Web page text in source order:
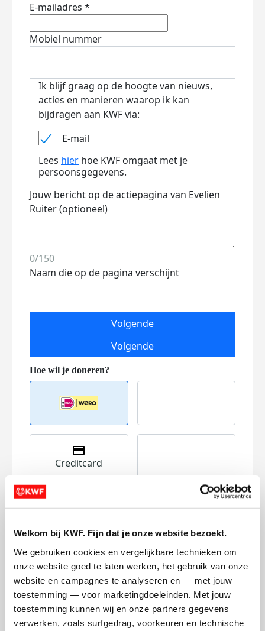
Welkom bij KWF. Fijn dat je onze website bezoekt.
We gebruiken cookies en vergelijkbare technieken om
onze website goed te laten werken, het gebruik van onze
website en campagnes te analyseren en — met jouw
toestemming — voor marketingdoeleinden. Met jouw
toestemming kunnen wij en onze partners gegevens
verwerken, zoals surfgedrag, voorkeuren en technische
E-mailadres *
Mobiel nummer
Ik blijf graag op de hoogte van nieuws,
acties en manieren waarop ik kan
bijdragen aan KWF via:
E-mail
Lees hier hoe KWF omgaat met je
persoonsgegevens.
Jouw bericht op de actiepagina van Evelien
Ruiter (optioneel)
0/150
Naam die op de pagina verschijnt
Volgende
Volgende
Creditcard
Referentie
Ik wil bijdragen aan de transactiekosten
en betaal €0.75 extra.